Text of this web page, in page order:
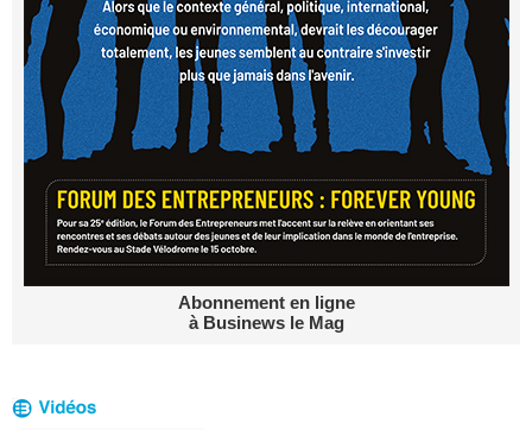
Abonnement en ligne
à Businews le Mag